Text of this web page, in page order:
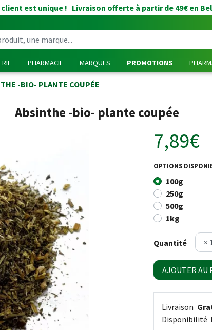
client est unique ! Livraison offerte à partir de 49€ en
PHARMACIE MARQUES PROMOTIONS
-BIO- PLANTE COUPÉE
Absinthe -bio- plante coupée
7,89€
OPTIONS
100g
250g
500g
1kg
Quantité
AJOUTER AU
Livraison
Disponibilité